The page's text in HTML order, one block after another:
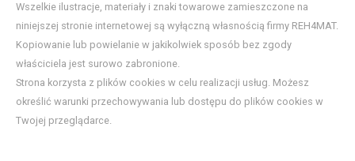
Wszelkie ilustracje, materiały i znaki towarowe zamieszczone na
niniejszej stronie internetowej są wyłączną własnością firmy REH4MAT.
Kopiowanie lub powielanie w jakikolwiek sposób bez zgody
właściciela jest surowo zabronione.
Strona korzysta z plików cookies w celu realizacji usług. Możesz
określić warunki przechowywania lub dostępu do plików cookies w
Twojej przeglądarce.